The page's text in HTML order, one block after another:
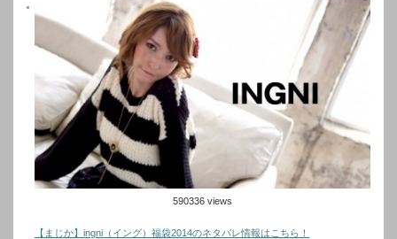
590336 views
【まじか】ingni（イング）福袋2014のネタバレ情報はこちら！